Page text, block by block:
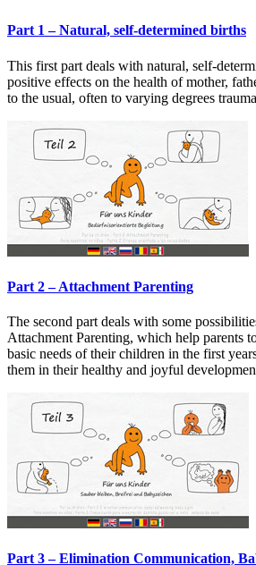
Part 1 – Natural, self-determined births
This first part deals with natural, self-
positive effects on the health of mother,
to the usual, often to varying degrees
Part 2 – Attachment Parenting
The second part deals with some
Attachment Parenting, which help parents
basic needs of their children in the first
them in their healthy and joyful
Part 3 – Elimination Communication,